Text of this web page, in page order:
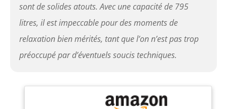
sont de solides atouts. Avec une capacité de 795
litres, il est impeccable pour des moments de
relaxation bien mérités, tant que l’on n’est pas trop
préoccupé par d’éventuels soucis techniques.